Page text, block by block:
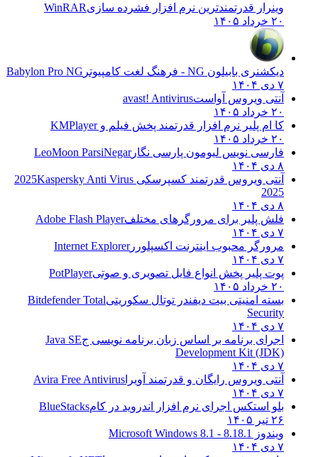
وینرار قدرتمندترین نرم افزار فشرده سازیWinRAR
۲۰ خرداد ۱۴۰۵
دیکشنری بابیلون NG - فرهنگ لغت کامپیوتر
Babylon Pro NG
۷ دی ۱۴۰۴
آنتی ویروس آواستavast! Antivirus
۲۰ خرداد ۱۴۰۵
کا ام پلیر نرم افزار قدرتمند پخش فیلم وKMPlayer
۲۰ خرداد ۱۴۰۵
فارسی نویس لیومون پارسی نگارLeoMoon ParsiNegar
۸ دی ۱۴۰۴
آنتی ویروس قدرتمند کسپرسکی 2025 Kaspersky Anti Virus
2025
۸ دی ۱۴۰۴
فلش پلیر برای مرورگرهای مختلفAdobe Flash Player
۷ دی ۱۴۰۴
مرورگر محبوب اینترنت اکسپلوررInternet Explorer
۷ دی ۱۴۰۴
پوت پلیر پخش انواع فایل تصویری و صوتیPotPlayer
۲۰ خرداد ۱۴۰۵
بسته امنیتی بیت دیفندر توتال سکوریتیBitdefender Total
Security
۷ دی ۱۴۰۴
اجرای برنامه بر اساس زبان برنامه نویسی جJava SE
Development Kit (JDK)
۷ دی ۱۴۰۴
آنتی ویروس رایگان و قدرتمند آویرا Avira Free Antivirus
۷ دی ۱۴۰۴
بلو استکس اجرای نرم افزار اندروید در کامBlueStacks
۲۶ تیر ۱۴۰۵
ویندوز 8.1
8.1 - Microsoft Windows 8.1
۷ دی ۱۴۰۴